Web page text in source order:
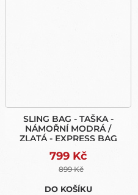
SLING BAG - TAŠKA -
NÁMOŘNÍ MODRÁ /
ZLATÁ - EXPRESS BAG
799 Kč
899 Kč
DO KOŠÍKU